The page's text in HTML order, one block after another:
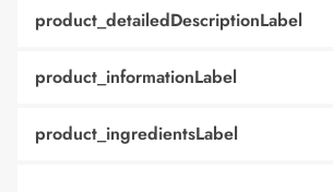
product_detailedDescriptionLabel
product_informationLabel
product_ingredientsLabel